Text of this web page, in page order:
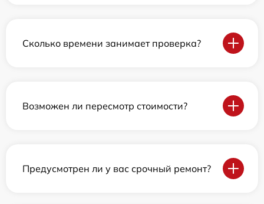
Сколько времени занимает проверка?
Возможен ли пересмотр стоимости?
Предусмотрен ли у вас срочный ремонт?